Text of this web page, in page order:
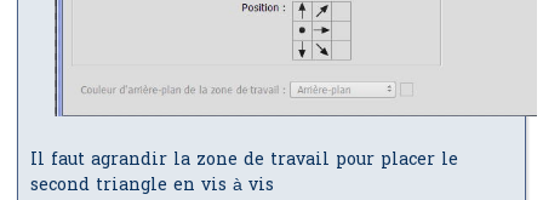
Il faut agrandir la zone de travail pour placer le
second triangle en vis à vis